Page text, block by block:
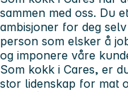
sammen med oss. Du
ambisjoner for deg
person som elsker å
og imponere våre
Som kokk i Cares, er
stor lidenskap for mat